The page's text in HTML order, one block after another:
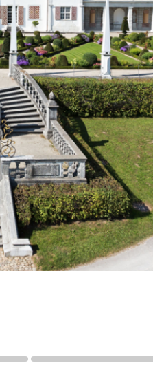
et familles
d'enfants
en famille
publiques
Rundgänge
öffne Dich!"
to Français:]